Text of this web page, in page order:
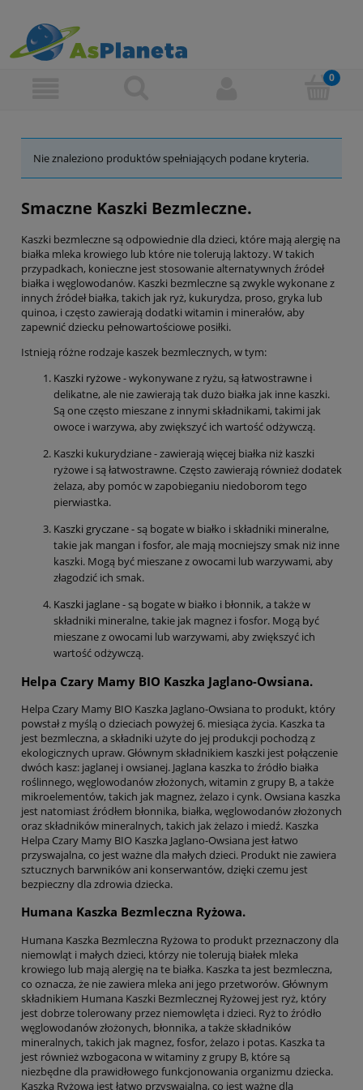
Nie znaleziono produktów spełniających podane kryteria.
Smaczne Kaszki Bezmleczne.
Kaszki bezmleczne są odpowiednie dla dzieci, które mają alergię na
białka mleka krowiego lub które nie tolerują laktozy. W takich
przypadkach, konieczne jest stosowanie alternatywnych źródeł
białka i węglowodanów. Kaszki bezmleczne są zwykle wykonane z
innych źródeł białka, takich jak ryż, kukurydza, proso, gryka lub
quinoa, i często zawierają dodatki witamin i minerałów, aby
zapewnić dziecku pełnowartościowe posiłki.
Istnieją różne rodzaje kaszek bezmlecznych, w tym:
Kaszki ryżowe- wykonywane z ryżu, są łatwostrawne i
delikatne, ale nie zawierają tak dużo białka jak inne kaszki.
Są one często mieszane z innymi składnikami, takimi jak
owoce i warzywa, aby zwiększyć ich wartość odżywczą.
Kaszki kukurydziane - zawierają więcej białka niż kaszki
ryżowe i są łatwostrawne. Często zawierają również dodatek
żelaza, aby pomóc w zapobieganiu niedoborom tego
pierwiastka.
Kaszki gryczane- są bogate w białko i składniki mineralne,
takie jak mangan i fosfor, ale mają mocniejszy smak niż inne
kaszki. Mogą być mieszane z owocami lub warzywami, aby
złagodzić ich smak.
Kaszki jaglane- są bogate w białko i błonnik, a także w
składniki mineralne, takie jak magnez i fosfor. Mogą być
mieszane z owocami lub warzywami, aby zwiększyć ich
wartość odżywczą.
Helpa Czary Mamy BIO Kaszka Jaglano-Owsiana.
Helpa Czary Mamy BIO Kaszka Jaglano-Owsiana to produkt, który
powstał z myślą o dzieciach powyżej 6. miesiąca życia. Kaszka ta
jest bezmleczna, a składniki użyte do jej produkcji pochodzą z
ekologicznych upraw. Głównym składnikiem kaszki jest połączenie
dwóch kasz: jaglanej i owsianej. Jaglana kaszka to źródło białka
roślinnego, węglowodanów złożonych, witamin z grupy B, a także
mikroelementów, takich jak magnez, żelazo i cynk. Owsiana kaszka
jest natomiast źródłem błonnika, białka, węglowodanów złożonych
oraz składników mineralnych, takich jak żelazo i miedź. Kaszka
Helpa Czary Mamy BIO Kaszka Jaglano-Owsiana jest łatwo
przyswajalna, co jest ważne dla małych dzieci. Produkt nie zawiera
sztucznych barwników ani konserwantów, dzięki czemu jest
bezpieczny dla zdrowia dziecka.
Humana Kaszka Bezmleczna Ryżowa.
Humana Kaszka Bezmleczna Ryżowa to produkt przeznaczony dla
niemowląt i małych dzieci, którzy nie tolerują białek mleka
krowiego lub mają alergię na te białka. Kaszka ta jest bezmleczna,
co oznacza, że nie zawiera mleka ani jego przetworów. Głównym
składnikiem Humana Kaszki Bezmlecznej Ryżowej jest ryż, który
jest dobrze tolerowany przez niemowlęta i dzieci. Ryż to źródło
węglowodanów złożonych, błonnika, a także składników
mineralnych, takich jak magnez, fosfor, żelazo i potas. Kaszka ta
jest również wzbogacona w witaminy z grupy B, które są
niezbędne dla prawidłowego funkcjonowania organizmu dziecka.
Kaszka Ryżowa jest łatwo przyswajalna, co jest ważne dla